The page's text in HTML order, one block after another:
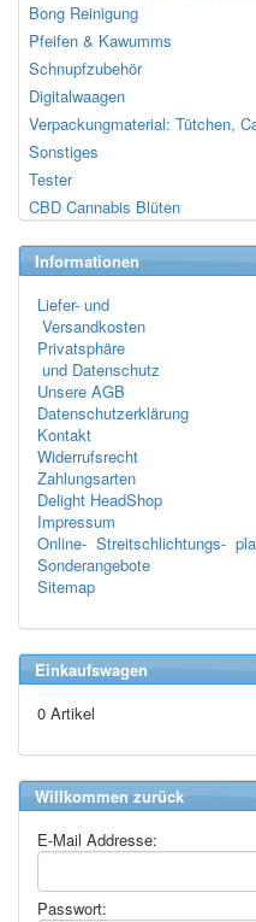
Bong Reinigung
Pfeifen & Kawumms
Schnupfzubehör
Digitalwaagen
Verpackungmaterial: Tütchen,
Sonstiges
Tester
CBD Cannabis Blüten
Informationen
Liefer- und
Versandkosten
Privatsphäre
und Datenschutz
Unsere AGB
Datenschutzerklärung
Kontakt
Widerrufsrecht
Zahlungsarten
Delight HeadShop
Impressum
Online- Streitschlichtungs-
Sonderangebote
Sitemap
Einkaufswagen
0 Artikel
Willkommen zurück
E-Mail Addresse:
Passwort: